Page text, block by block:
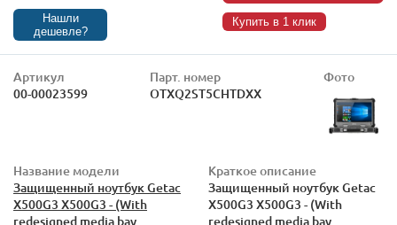
Нашли
дешевле?
Купить в 1 клик
Артикул
00-00023599
Парт. номер
OTXQ2ST5CHTDXX
Фото
Название модели
Защищенный ноутбук Getac
X500G3 X500G3 - (With
redesigned media bay
Краткое описание
Защищенный ноутбук Getac
X500G3 X500G3 - (With
redesigned media bay